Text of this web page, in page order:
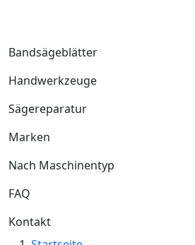
Bandsägeblätter
Handwerkzeuge
Sägereparatur
Marken
Nach Maschinentyp
FAQ
Kontakt